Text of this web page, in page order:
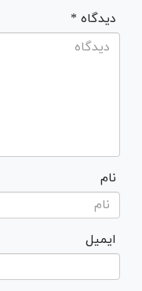
* دیدگاه
نام
ایمیل